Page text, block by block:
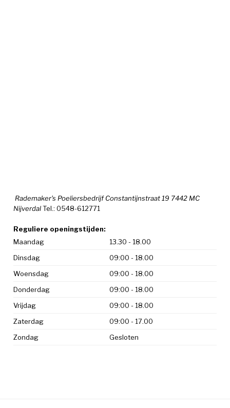
Rademaker's Poeliersbedrijf Constantijnstraat 19 7442 MC
NijverdalTel.: 0548-612771
Reguliere openingstijden:
Maandag
13.30 - 18.00
Dinsdag
09:00 - 18.00
Woensdag
09:00 - 18.00
Donderdag
09:00 - 18.00
Vrijdag
09:00 - 18.00
Zaterdag
09:00 - 17.00
Zondag
Gesloten